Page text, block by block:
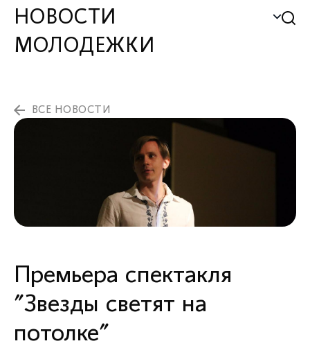
НОВОСТИ
МОЛОДЕЖКИ
ВСЕ НОВОСТИ
Премьера спектакля
"Звезды светят на
потолке"